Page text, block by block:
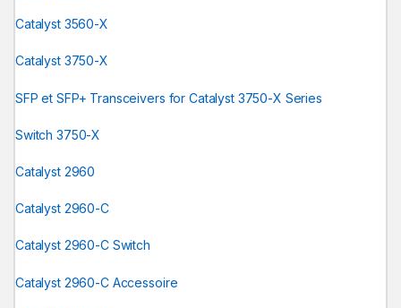
Catalyst 3560-X
Catalyst 3750-X
SFP et SFP+ Transceivers for Catalyst 3750-X Series
Switch 3750-X
Catalyst 2960
Catalyst 2960-C
Catalyst 2960-C Switch
Catalyst 2960-C Accessoire